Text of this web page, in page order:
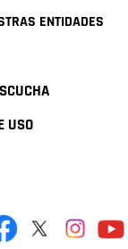
ENTIDADES
USO